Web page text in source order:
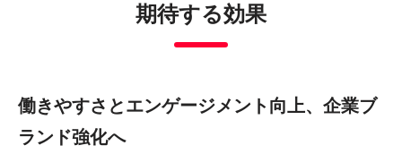
期待する効果
働きやすさとエンゲージメント向上、企業ブ
ランド強化へ